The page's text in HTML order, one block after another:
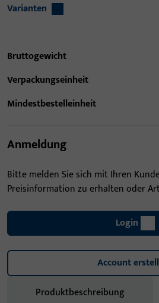
Varianten
Bruttogewicht
Verpackungseinheit
Mindestbestelleinheit
Anmeldung
Bitte melden Sie sich mit Ihren
Preisinformation zu erhalten oder
Login
Account
Produktbeschreibung